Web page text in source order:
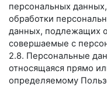
персональных
обработки
данных, подлежащих
совершаемые с
2.8. Персональные
относящаяся прямо
определяемому